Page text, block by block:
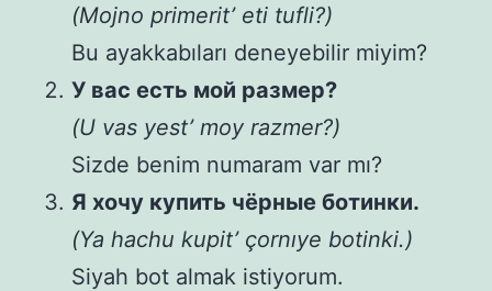
(Mojno primerit’ eti tufli?)
Bu ayakkabıları deneyebilir miyim?
У вас есть мой размер?
(U vas yest’ moy razmer?)
Sizde benim numaram var mı?
Я хочу купить чёрные ботинки.
(Ya hachu kupit’ çornıye botinki.)
Siyah bot almak istiyorum.